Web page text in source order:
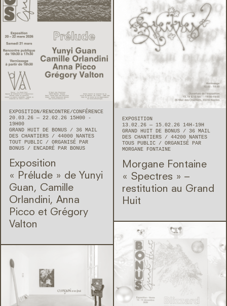
EXPOSITION
RENCONTRE/CONFÉRENCE
20.03.26 — 22.02.26 15H00 -
19H00
GRAND HUIT DE BONUS
36 MAIL
DES CHANTIERS
44000 NANTES
TOUT PUBLIC
ORGANISÉ PAR
BONUS
ENCADRÉ PAR BONUS
Exposition
« Prélude » de Yunyi
Guan, Camille
Orlandini, Anna
Picco et Grégory
Valton
EXPOSITION
13.02.26 — 15.02.26 14H-19H
GRAND HUIT DE BONUS
36 MAIL
DES CHANTIERS
44200 NANTES
TOUS PUBLIC
ORGANISÉ PAR
MORGANE FONTAINE
Morgane Fontaine
« Spectres » –
restitution au Grand
Huit